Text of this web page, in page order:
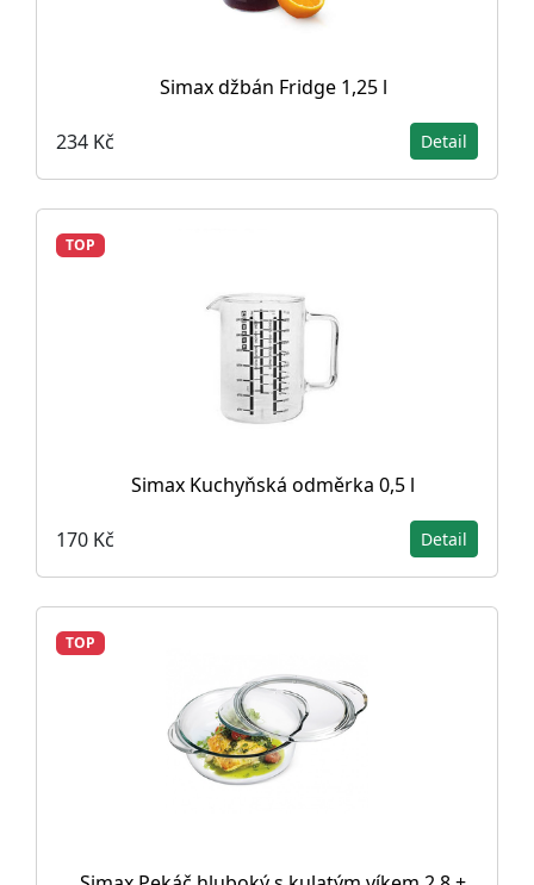
Simax džbán Fridge 1,25 l
234 Kč Detail
TOP
Simax Kuchyňská odměrka 0,5 l
170 Kč Detail
TOP